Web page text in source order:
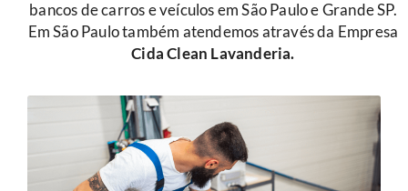
bancos de carros e veículos em São Paulo e Grande SP.
Em São Paulo também atendemos através da Empresa
Cida Clean Lavanderia.